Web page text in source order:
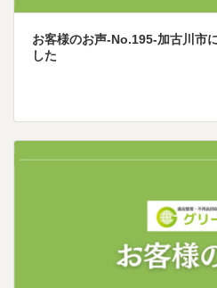
お客様のお声-No.195-加古川市
した